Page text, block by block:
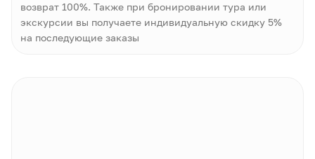
возврат 100%. Также при бронировании тура или
экскурсии вы получаете индивидуальную скидку 5%
на последующие заказы